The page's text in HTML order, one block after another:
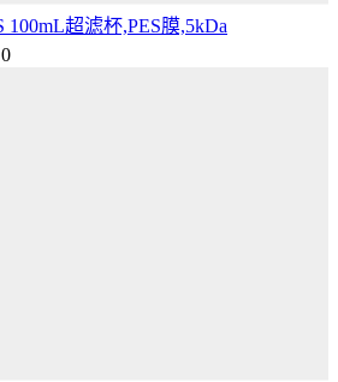
100mL超滤杯,PES膜,5kDa